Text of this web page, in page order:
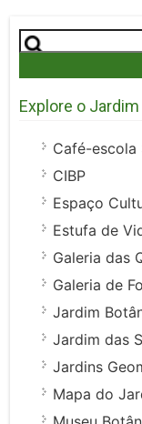
Pesquisar
por:
Explore o
Café-escola
CIBP
Espaço
Estufa de
Galeria das
Galeria de
Jardim
Jardim das
Jardins
Mapa do